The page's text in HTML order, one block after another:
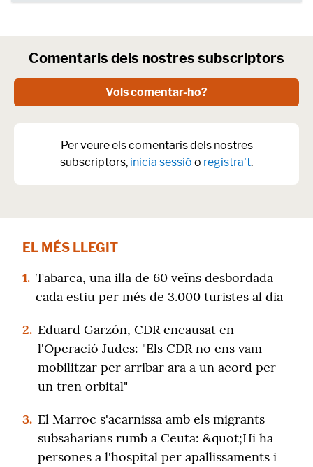
Comentaris dels nostres subscriptors
Vols comentar-ho?
Per veure els comentaris dels nostres
subscriptors, inicia sessió o registra't.
EL MÉS LLEGIT
1. Tabarca, una illa de 60 veïns desbordada
cada estiu per més de 3.000 turistes al dia
2. Eduard Garzón, CDR encausat en
l'Operació Judes: "Els CDR no ens vam
mobilitzar per arribar ara a un acord per
un tren orbital"
3. El Marroc s'acarnissa amb els migrants
subsaharians rumb a Ceuta: &quot;Hi ha
persones a l'hospital per apallissaments i